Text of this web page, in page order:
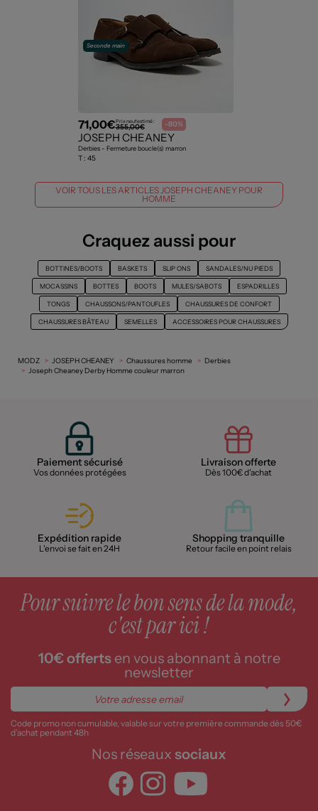
Seconde main
71,00€Prix neuf estimé :
355,00€ -80%
JOSEPH CHEANEY
Derbies - Fermeture boucle(s) marron
T : 45
VOIR TOUS LES ARTICLES JOSEPH CHEANEY POUR
HOMME
Craquez aussi pour
BOTTINES/BOOTS BASKETS SLIP ONS SANDALES/NU PIEDS
MOCASSINS BOTTES BOOTS MULES/SABOTS ESPADRILLES
TONGS CHAUSSONS/PANTOUFLES CHAUSSURES DE CONFORT
CHAUSSURES BÂTEAU SEMELLES ACCESSOIRES POUR CHAUSSURES
MODZ JOSEPH CHEANEY Chaussures homme
Derbies
Joseph Cheaney Derby Homme couleur marron
Paiement sécurisé
Vos données protégées
Livraison offerte
Dès 100€ d'achat
Expédition rapide
L'envoi se fait en 24H
Shopping tranquille
Retour facile en point relais
Pour suivre le bon sens de la mode,
c'est par ici !
10€ offertsen vous abonnant à notre
newsletter
Code promo non cumulable, valable sur votre première commande dès 50€
d’achat pendant 48h
Nos réseaux sociaux